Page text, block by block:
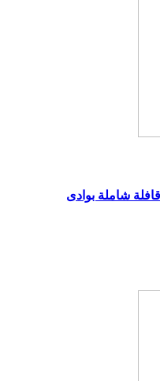
شاملة بوادى